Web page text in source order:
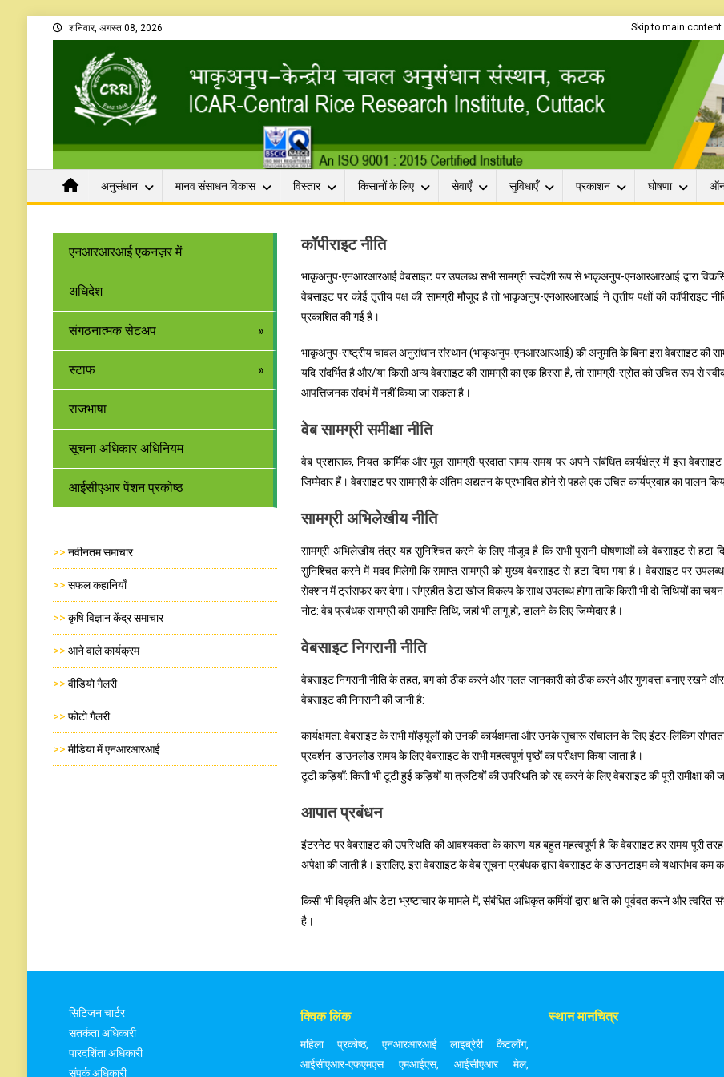
शनिवार, अगस्त 08, 2026 Skip to main content
अनुसंधान मानव संसाधन विकास विस्तार किसानों के लिए सेवाएँ सुविधाएँ प्रकाशन घोषणा
एनआरआरआई एकनज़र में
अधिदेश
संगठनात्मक सेटअप
स्टाफ
राजभाषा
सूचना अधिकार अधिनियम
आईसीएआर पेंशन प्रकोष्ठ
>> नवीनतम समाचार
>> सफल कहानियाँ
>> कृषि विज्ञान केंद्र समाचार
>> आने वाले कार्यक्रम
>> वीडियो गैलरी
>> फोटो गैलरी
>> मीडिया में एनआरआरआई
कॉपीराइट नीति
भाकृअनुप-एनआरआरआई वेबसाइट पर उपलब्ध सभी सामग्री स्वदेशी रूप से भाकृअनुप-एनआरआरआई द्वारा
वेबसाइट पर कोई तृतीय पक्ष की सामग्री मौजूद है तो भाकृअनुप-एनआरआरआई ने तृतीय पक्षों की कॉपीराइट
प्रकाशित की गई है।
भाकृअनुप-राष्ट्रीय चावल अनुसंधान संस्थान (भाकृअनुप-एनआरआरआई) की अनुमति के बिना इस वेबसाइट की
यदि संदर्भित है और/या किसी अन्य वेबसाइट की सामग्री का एक हिस्सा है, तो सामग्री-स्रोत को उचित रूप से
आपत्तिजनक संदर्भ में नहीं किया जा सकता है।
वेब सामग्री समीक्षा नीति
वेब प्रशासक, नियत कार्मिक और मूल सामग्री-प्रदाता समय-समय पर अपने संबंधित कार्यक्षेत्र में इस
जिम्मेदार हैं। वेबसाइट पर सामग्री के अंतिम अद्यतन के प्रभावित होने से पहले एक उचित कार्यप्रवाह का पालन
सामग्री अभिलेखीय नीति
सामग्री अभिलेखीय तंत्र यह सुनिश्चित करने के लिए मौजूद है कि सभी पुरानी घोषणाओं को वेबसाइट से हटा
सुनिश्चित करने में मदद मिलेगी कि समाप्त सामग्री को मुख्य वेबसाइट से हटा दिया गया है। वेबसाइट पर
सेक्शन में ट्रांसफर कर देगा। संग्रहीत डेटा खोज विकल्प के साथ उपलब्ध होगा ताकि किसी भी दो तिथियों का
नोट: वेब प्रबंधक सामग्री की समाप्ति तिथि, जहां भी लागू हो, डालने के लिए जिम्मेदार है।
वेबसाइट निगरानी नीति
वेबसाइट निगरानी नीति के तहत, बग को ठीक करने और गलत जानकारी को ठीक करने और गुणवत्ता बनाए रखने
वेबसाइट की निगरानी की जानी है:
कार्यक्षमता: वेबसाइट के सभी मॉड्यूलों को उनकी कार्यक्षमता और उनके सुचारू संचालन के लिए इंटर-लिंकिंग संगतता
प्रदर्शन: डाउनलोड समय के लिए वेबसाइट के सभी महत्वपूर्ण पृष्ठों का परीक्षण किया जाता है।
टूटी कड़ियाँ: किसी भी टूटी हुई कड़ियों या त्रुटियों की उपस्थिति को रद्द करने के लिए वेबसाइट की पूरी समीक्षा की
आपात प्रबंधन
इंटरनेट पर वेबसाइट की उपस्थिति की आवश्यकता के कारण यह बहुत महत्वपूर्ण है कि वेबसाइट हर समय पूरी
अपेक्षा की जाती है। इसलिए, इस वेबसाइट के वेब सूचना प्रबंधक द्वारा वेबसाइट के डाउनटाइम को यथासंभव कम
किसी भी विकृति और डेटा भ्रष्टाचार के मामले में, संबंधित अधिकृत कर्मियों द्वारा क्षति को पूर्ववत करने और
है।
सिटिजन चार्टर
सतर्कता अधिकारी
पारदर्शिता अधिकारी
संपर्क अधिकारी
क्विक लिंक
महिला प्रकोष्ठ, एनआरआरआई लाइब्रेरी कैटलॉग,
आईसीएआर-एफएमएस एमआईएस, आईसीएआर मेल,
स्थान मानचित्र